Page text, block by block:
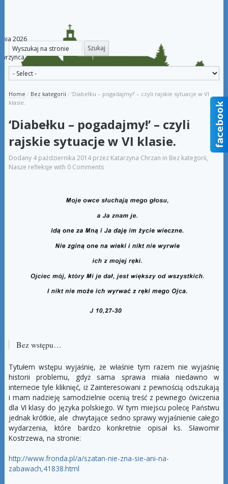
2026
Home / Bez kategorii / ‘Diabełku – pogadajmy!’ – czyli rajskie sytuacje w VI
klasie.
‘Diabełku – pogadajmy!’ – czyli
rajskie sytuacje w VI klasie.
Dodany 4 października 2014przez Katarzyna Chrzan in Bez kategorii,
Nasze refleksje with 0 Comments
Bez wstępu…
Tytułem wstępu wyjaśnię, że właśnie tym razem nie wyjaśnię
historii problemu, gdyż sama sprawa miała niedawno w
internecie tyle kliknięć, iż Zainteresowani z pewnością odszukają
i mam nadzieję samodzielnie ocenią treść z pewnego ćwiczenia
dla VI klasy do języka polskiego. W tym miejscu polecę Państwu
jednak krótkie, ale chwytające sedno sprawy wyjaśnienie całego
wydarzenia, które bardzo konkretnie opisał ks. Sławomir
Kostrzewa, na stronie:
http://www.fronda.pl/a/szatan-nie-zna-sie-ani-na-
zabawach,41838.html